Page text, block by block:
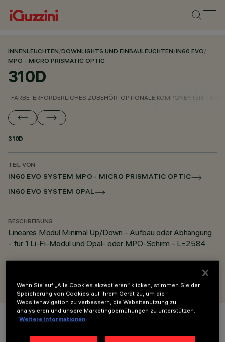
INNENLEUCHTEN/DOWNLIGHTS UND EINBAULEUCHTEN/IN60 EVO/
MPO - MICRO PRISMATIC OPTIC
310D
FARBE ERFORDERLICHES ZUBEHÖR OPTIONALE KOMPONENTEN
310D
TEIL VON
IN60 EVO SYSTEM MPO - MICRO PRISMATIC OPTIC
IN60 EVO SYSTEM OPAL
BESCHREIBUNG
Lineares Modul Minimal Up/Down - Aufbau oder Abhängung
- für 1 Li-Fi-Modul und Opal- oder MPO-Schirm - L=2584
Wenn Sie auf „Alle Cookies akzeptieren“ klicken, stimmen Sie der
Speicherung von Cookies auf Ihrem Gerät zu, um die
Websitenavigation zu verbessern, die Websitenutzung zu
analysieren und unsere Marketingbemühungen zu unterstützen.
Weitere Informationen